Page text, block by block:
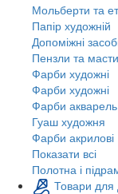
Мольберти та
Папір художній
Допоміжні
Пензли та
Фарби художні
Фарби художні
Фарби акварель
Гуаш художня
Фарби акрилові
Показати всі
Полотна і
Товари для